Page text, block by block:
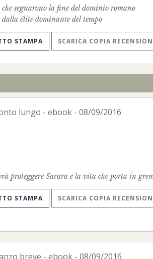
segnarono la fine del dominio romano
dalla élite dominante del tempo
STAMPA SCARICA COPIA
lungo - ebook- 08/09/2016
proteggere Sarara e la vita che porta in
STAMPA SCARICA COPIA
breve - ebook - 08/09/2016